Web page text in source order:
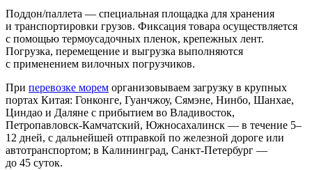
Поддон/паллета — специальная площадка для хранения
и транспортировки грузов. Фиксация товара осуществляется
с помощью термоусадочных пленок, крепежных лент.
Погрузка, перемещение и выгрузка выполняются
с применением вилочных погрузчиков.
При перевозке морем организовываем загрузку в крупных
портах Китая: Гонконге, Гуанчжоу, Сямэне, Нинбо, Шанхае,
Циндао и Даляне с прибытием во Владивосток,
Петропавловск-Камчатский, Южносахалинск — в течение 5–
12 дней, с дальнейшей отправкой по железной дороге или
автотранспортом; в Калининград, Санкт-Петербург —
до 45 суток.